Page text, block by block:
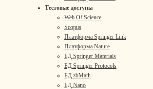
Тестовые доступы
Web Of Science
Scopus
Платформа Springer Link
Платформа Nature
БД Springer Materials
БД Springer Protocols
БД zbMath
БД Nano